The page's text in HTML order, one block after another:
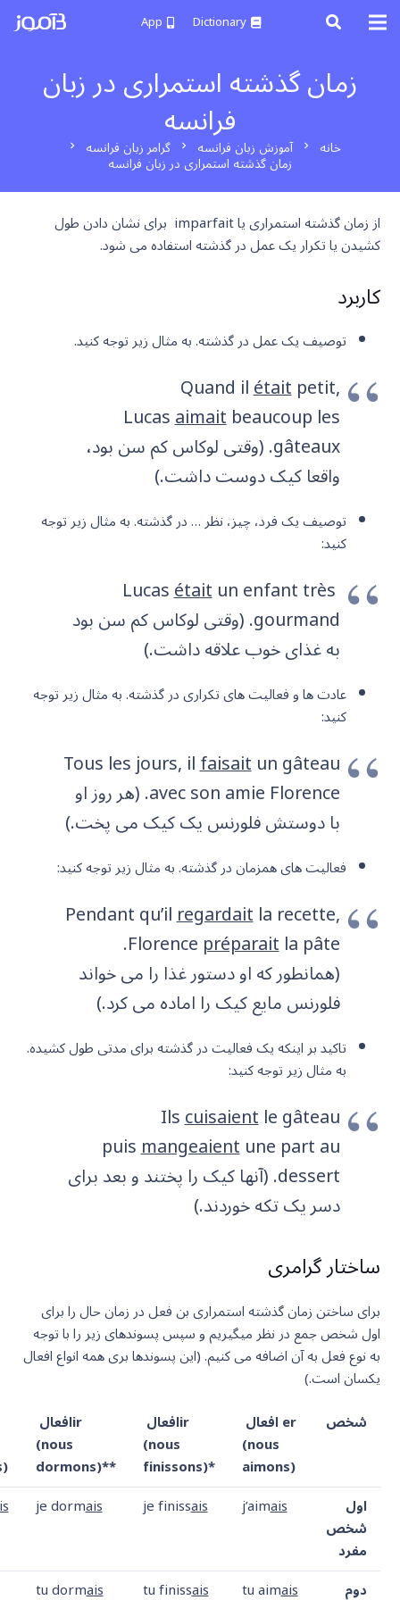
Dictionary
App
زمان گذشته استمراری در زبان
فرانسه خانه chevron_right آموزش زبان فرانسه chevron_right گرامر زبان فرانسه chevron_right
زمان گذشته استمراری در زبان فرانسه
از زمان گذشته استمراری یا imparfait برای نشان دادن طول
کشیدن یا تکرار یک عمل در گذشته استفاده می شود.
کاربرد
توصیف یک عمل در گذشته. به مثال زیر توجه کنید.
Quand ilétaitpetit,
Lucasaimaitbeaucoup les
gâteaux. (وقتی لوکاس کم سن بود،
واقعا کیک دوست داشت.)
توصیف یک فرد، چیز، نظر … در گذشته. به مثال زیر توجه
کنید:
étaitun enfant très
gourmand. (وقتی لوکاس کم سن بود
به غذای خوب علاقه داشت.)
عادت ها و فعالیت های تکراری در گذشته. به مثال زیر توجه
کنید:
Tous les jours, ilfaisaitun gâteau
avec son amie Florence. (هر روز او
با دوستش فلورنس یک کیک می پخت.)
فعالیت های همزمان در گذشته. به مثال زیر توجه کنید:
Pendant qu’ilregardaitla recette,
Florencepréparait
la pâte.
(همانطور که او دستور غذا را می خواند
فلورنس مایع کیک را اماده می کرد.)
تاکید بر اینکه یک فعالیت در گذشته برای مدتی طول کشیده.
به مثال زیر توجه کنید:
Ilscuisaientle gâteau
puismangeaientune part au
dessert. (آنها کیک را پختند و بعد برای
دسر یک تکه خوردند.)
ساختار گرامری
برای ساختن زمان گذشته استمراری بن فعل در زمان حال را برای
اول شخص جمع در نظر میگیریم و سپس پسوندهای زیر را با توجه
به نوع فعل به آن اضافه می کنیم. (این پسوندها بری همه انواع افعال
یکسان است.)
شخص
افعال er
(nous
aimons)
افعالir
(nous
finissons)*
افعالir
(nous
dormons)**
اول
شخص
مفرد
j’aimais
je finissais
je dormais
دوم tu aimais
tu finissais
tu dormais